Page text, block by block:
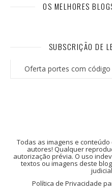
OS MELHORES
SUBSCRIÇÃO DE
Oferta portes com código
Todas as imagens e
autores! Qualquer
autorização prévia. O uso
textos ou imagens deste
Política de Privacidade